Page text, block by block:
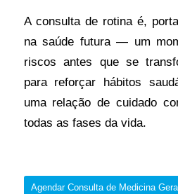
A consulta de rotina é,
na saúde futura — um
riscos antes que se
para reforçar hábitos
uma relação de cuidado
todas as fases da vida.
Agendar Consulta de Medicina